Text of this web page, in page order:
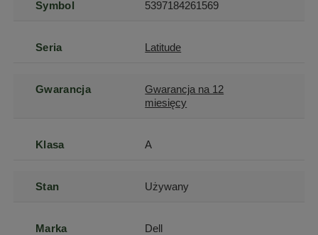
Symbol 5397184261569
Seria Latitude
Gwarancja
Gwarancja na 12
miesięcy
Klasa A
Stan Używany
Marka Dell